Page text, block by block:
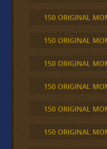
150 ORIGINAL
150 ORIGINAL
150 ORIGINAL
150 ORIGINAL
150 ORIGINAL
150 ORIGINAL